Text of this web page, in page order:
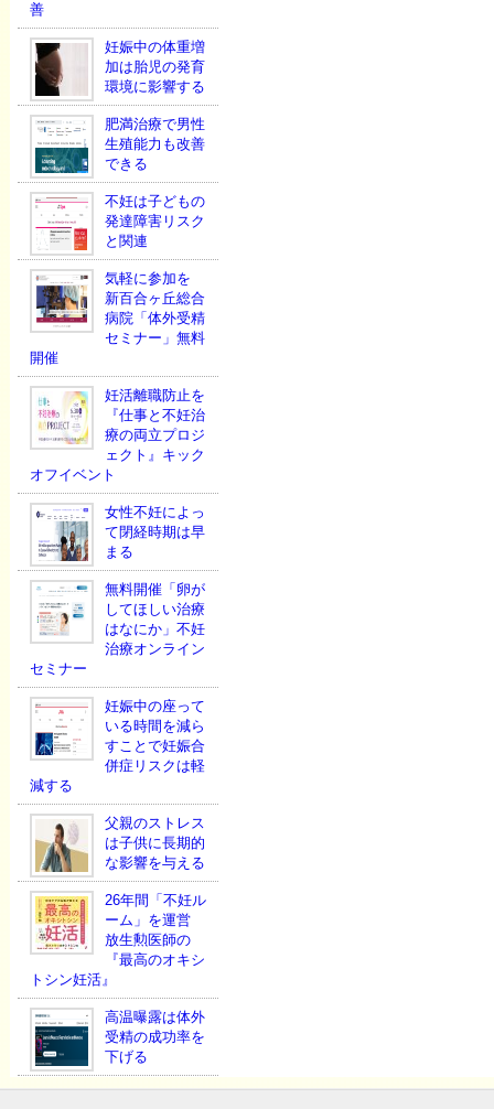
善
妊娠中の体重増
加は胎児の発育
環境に影響する
肥満治療で男性
生殖能力も改善
できる
不妊は子どもの
発達障害リスク
と関連
気軽に参加を
新百合ヶ丘総合
病院「体外受精
セミナー」無料
開催
妊活離職防止を
『仕事と不妊治
療の両立プロジ
ェクト』キック
オフイベント
女性不妊によっ
て閉経時期は早
まる
無料開催「卵が
してほしい治療
はなにか」不妊
治療オンライン
セミナー
妊娠中の座って
いる時間を減ら
すことで妊娠合
併症リスクは軽
減する
父親のストレス
は子供に長期的
な影響を与える
26年間「不妊ル
ーム」を運営
放生勲医師の
『最高のオキシ
トシン妊活』
高温曝露は体外
受精の成功率を
下げる